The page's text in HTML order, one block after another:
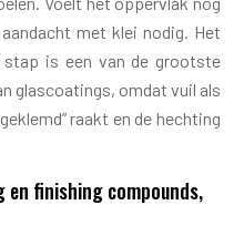
met klei nodig. Het
is een van de grootste
glascoatings, omdat vuil als
raakt en de hechting
finishing compounds,